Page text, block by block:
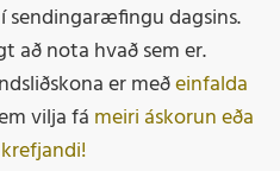
dagsins.
að nota hvað sem er.
er meðeinfalda
vilja fá meiri áskorun eða